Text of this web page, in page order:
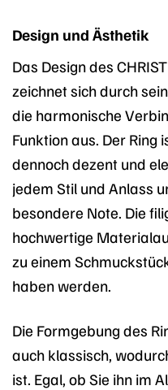
Design und Ästhetik
Das Design des
zeichnet sich durch
die harmonische
Funktion aus. Der Ring
dennoch dezent und
jedem Stil und Anlass
besondere Note. Die
hochwertige
zu einem
haben werden.
Die Formgebung des
auch klassisch,
ist. Egal, ob Sie ihn im